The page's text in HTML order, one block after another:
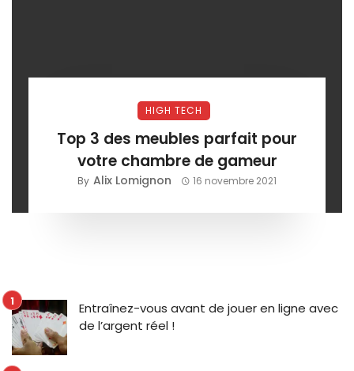
HIGH TECH
Top 3 des meubles parfait pour
votre chambre de gameur
By Alix Lomignon 16 novembre 2021
Entraînez-vous avant de jouer en ligne avec
de l’argent réel !